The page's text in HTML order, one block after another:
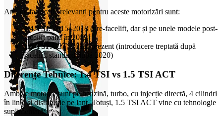
Anii de fabricație relevanți pentru aceste motorizări sunt:
1.4 TSI: 2015–2018 (pre-facelift, dar și pe unele modele post-
facelift până în 2019)
1.5 TSI ACT: 2018–prezent (introducere treptată după
facelift, standard după 2020)
Diferențe Tehnice: 1.4 TSI vs 1.5 TSI ACT
Ambele motoare sunt pe benzină, turbo, cu injecție directă, 4 cilindri
în linie și distribuție pe lanț. Totuși, 1.5 TSI ACT vine cu tehnologie
suplimentară: